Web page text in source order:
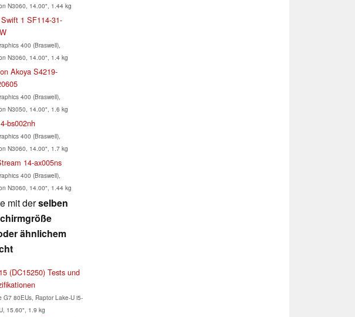
N3060, 14.00", 1.44 kg
1 SF114-31-
400 (Braswell),
N3060, 14.00", 1.4 kg
Akoya S4219-
400 (Braswell),
N3050, 14.00", 1.6 kg
bs002nh
400 (Braswell),
N3060, 14.00", 1.7 kg
14-ax005ns
400 (Braswell),
N3060, 14.00", 1.44 kg
mit derselben
ähnlichem
(DC15250) Tests und
G7 80EUs, Raptor Lake-U i5-
15.60", 1.9 kg